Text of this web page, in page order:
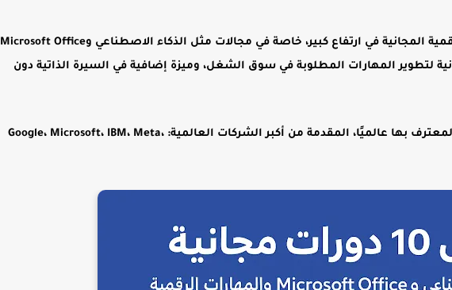
المجانية في ارتفاع كبير، خاصة في مجالات مثل الذكاء الاصطناعي وMicrosoft Office
لتطوير المهارات المطلوبة في سوق الشغل، وميزة إضافية في السيرة الذاتية دون
بها عالميًا
، المقدمة من أكبر الشركات العالمية: Google، Microsoft، IBM، Meta،